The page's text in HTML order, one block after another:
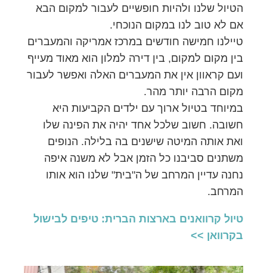
הטיול שלנו ולהיות חופשיים לעבור למקום הבא
אם לא טוב לנו במקום הנוכחי.
טיילנו חמישה חודשים במרכז אמריקה והמעברים
בין מקום למקום, בין דירה למלון הוא מאוד מעייף
ועם קראוון אין את המעברים האלה ואפשר לעבור
מקום הרבה יותר מהר.
במיוחד בטיול ארוך עם ילדים הקביעות היא
חשובה. חשוב שלכל אחד יהיה את הפינה שלו
ואת אותה המיטה שישנים בה בלילה. הנופים
משתנים סביבנו כל הזמן אבל לא משנה איפה
נחנה עדיין המרחב של ה"בית" שלנו הוא אותו
המרחב.
טיול קרוואנים בארצות הברית: טיפים לבישול
בקרוואן >>